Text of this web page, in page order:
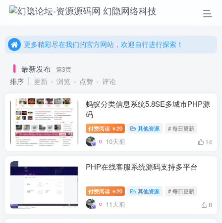
更多精彩尽在我们的官方网站，欢迎自行进行探索！
更多精彩尽在我们的官方网站，欢迎自行进行探索！
最新发布 第3页
排序 更新 浏览 点赞 评论
蚂蚁分类信息系统5.8SE多城市PHP源
码
付费阅读 ￥20 其他资源 # 每日更新
10天前 14
PHP在线客服系统源码支持多平台
付费阅读 ￥20 其他资源 # 每日更新
11天前 8